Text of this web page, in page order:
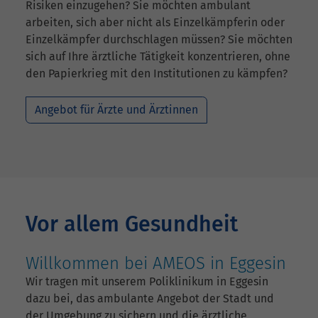
Risiken einzugehen? Sie möchten ambulant
arbeiten, sich aber nicht als Einzelkämpferin oder
Einzelkämpfer durchschlagen müssen? Sie möchten
sich auf Ihre ärztliche Tätigkeit konzentrieren, ohne
den Papierkrieg mit den Institutionen zu kämpfen?
Angebot für Ärzte und Ärztinnen
Vor allem Gesundheit
Willkommen bei AMEOS in Eggesin
Wir tragen mit unserem Poliklinikum in Eggesin
dazu bei, das ambulante Angebot der Stadt und
der Umgebung zu sichern und die ärztliche